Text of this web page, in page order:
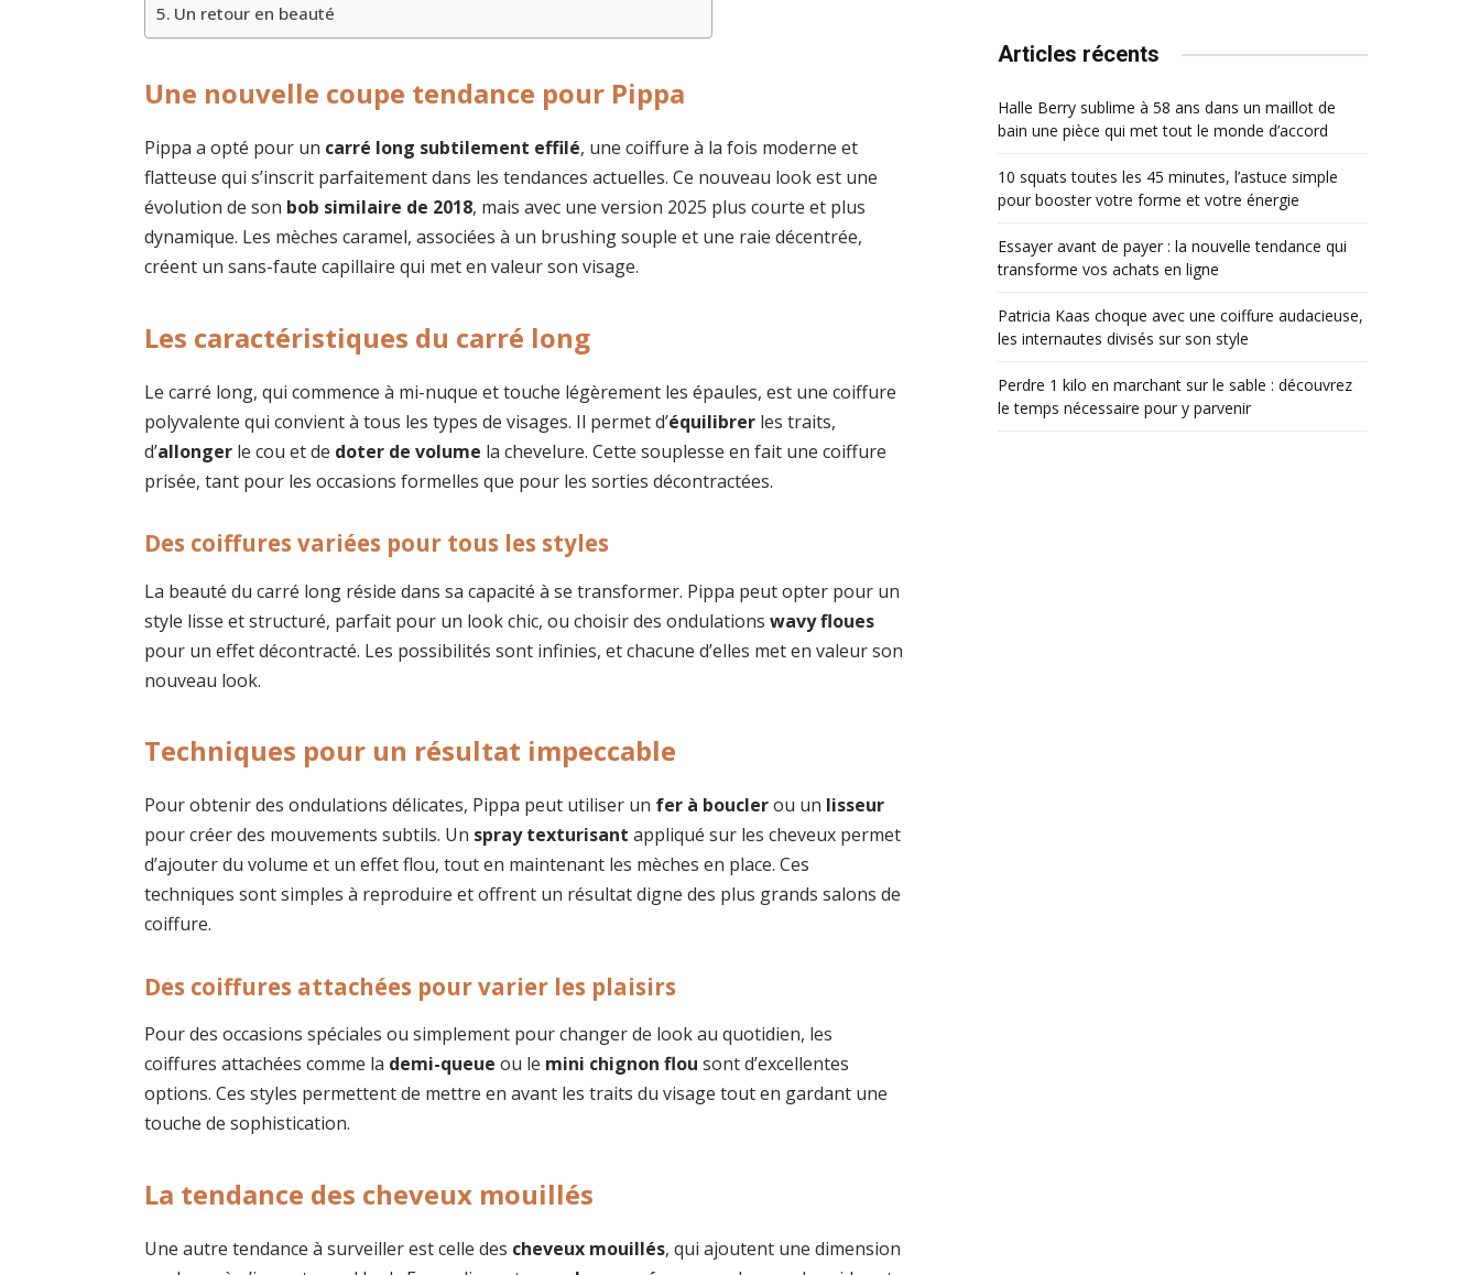
Un retour en beauté
Une nouvelle coupe tendance pour Pippa
Pippa a opté pour un carré long subtilement effilé, une coiffure à la fois moderne et
flatteuse qui s’inscrit parfaitement dans les tendances actuelles. Ce nouveau look est une
évolution de son bob similaire de 2018, mais avec une version 2025 plus courte et plus
dynamique. Les mèches caramel, associées à un brushing souple et une raie décentrée,
créent un sans-faute capillaire qui met en valeur son visage.
Les caractéristiques du carré long
Le carré long, qui commence à mi-nuque et touche légèrement les épaules, est une coiffure
polyvalente qui convient à tous les types de visages. Il permet d’équilibrer les traits,
d’allonger le cou et de doter de volume la chevelure. Cette souplesse en fait une coiffure
prisée, tant pour les occasions formelles que pour les sorties décontractées.
Des coiffures variées pour tous les styles
La beauté du carré long réside dans sa capacité à se transformer. Pippa peut opter pour un
style lisse et structuré, parfait pour un look chic, ou choisir des ondulationswavy floues
pour un effet décontracté. Les possibilités sont infinies, et chacune d’elles met en valeur son
nouveau look.
Techniques pour un résultat impeccable
Pour obtenir des ondulations délicates, Pippa peut utiliser un fer à bouclerou un lisseur
pour créer des mouvements subtils. Un spray texturisant appliqué sur les cheveux permet
d’ajouter du volume et un effet flou, tout en maintenant les mèches en place. Ces
techniques sont simples à reproduire et offrent un résultat digne des plus grands salons de
coiffure.
Des coiffures attachées pour varier les plaisirs
Pour des occasions spéciales ou simplement pour changer de look au quotidien, les
coiffures attachées comme la demi-queue ou le mini chignon flou sont d’excellentes
options. Ces styles permettent de mettre en avant les traits du visage tout en gardant une
touche de sophistication.
La tendance des cheveux mouillés
Une autre tendance à surveiller est celle des cheveux mouillés, qui ajoutent une dimension
Articles récents
Halle Berry sublime à 58 ans dans un maillot de
bain une pièce qui met tout le monde d’accord
10 squats toutes les 45 minutes, l’astuce simple
pour booster votre forme et votre énergie
Essayer avant de payer : la nouvelle tendance qui
transforme vos achats en ligne
Patricia Kaas choque avec une coiffure audacieuse,
les internautes divisés sur son style
Perdre 1 kilo en marchant sur le sable : découvrez
le temps nécessaire pour y parvenir